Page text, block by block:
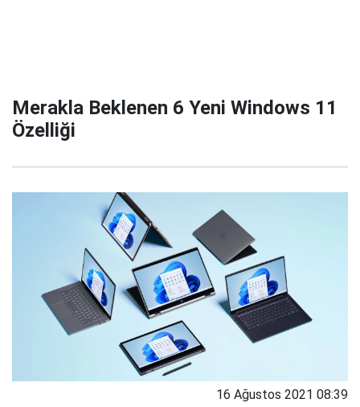
Merakla Beklenen 6 Yeni Windows 11
Özelliği
16 Ağustos 2021 08:39